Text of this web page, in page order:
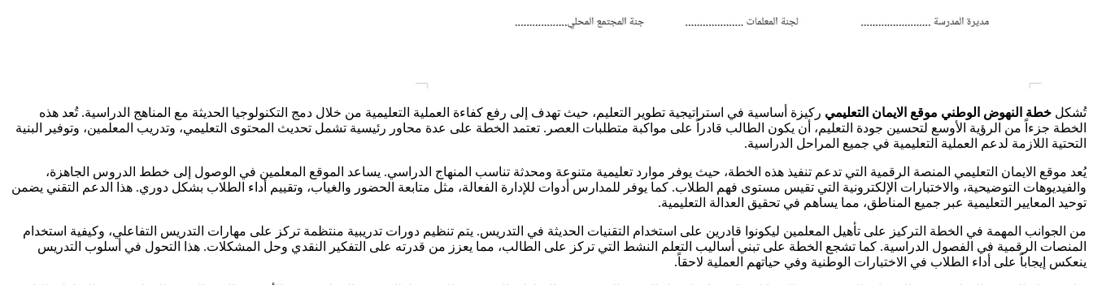
تُشكل خطة النهوض الوطني موقع الايمان التعليمي ركيزة أساسية في استراتيجية تطوير التعليم، حيث تهدف إلى رفع كفاءة العملية التعليمية من خلال دمج التكنولوجيا الحديثة مع المناهج الدراسية. تُعد هذه
الخطة جزءاً من الرؤية الأوسع لتحسين جودة التعليم، أن يكون الطالب قادراً على مواكبة متطلبات العصر. تعتمد الخطة على عدة محاور رئيسية تشمل تحديث المحتوى التعليمي، وتدريب المعلمين، وتوفير البنية
التحتية اللازمة لدعم العملية التعليمية في جميع المراحل الدراسية.
يُعد موقع الايمان التعليمي المنصة الرقمية التي تدعم تنفيذ هذه الخطة، حيث يوفر موارد تعليمية متنوعة ومحدثة تناسب المنهاج الدراسي. يساعد الموقع المعلمين في الوصول إلى خطط الدروس الجاهزة،
والفيديوهات التوضيحية، والاختبارات الإلكترونية التي تقيس مستوى فهم الطلاب. كما يوفر للمدارس أدوات للإدارة الفعالة، مثل متابعة الحضور والغياب، وتقييم أداء الطلاب بشكل دوري. هذا الدعم التقني يضمن
توحيد المعايير التعليمية عبر جميع المناطق، مما يساهم في تحقيق العدالة التعليمية.
من الجوانب المهمة في الخطة التركيز على تأهيل المعلمين ليكونوا قادرين على استخدام التقنيات الحديثة في التدريس. يتم تنظيم دورات تدريبية منتظمة تركز على مهارات التدريس التفاعلي، وكيفية استخدام
المنصات الرقمية في الفصول الدراسية. كما تشجع الخطة على تبني أساليب التعلم النشط التي تركز على الطالب، مما يعزز من قدرته على التفكير النقدي وحل المشكلات. هذا التحول في أسلوب التدريس
ينعكس إيجاباً على أداء الطلاب في الاختبارات الوطنية وفي حياتهم العملية لاحقاً.